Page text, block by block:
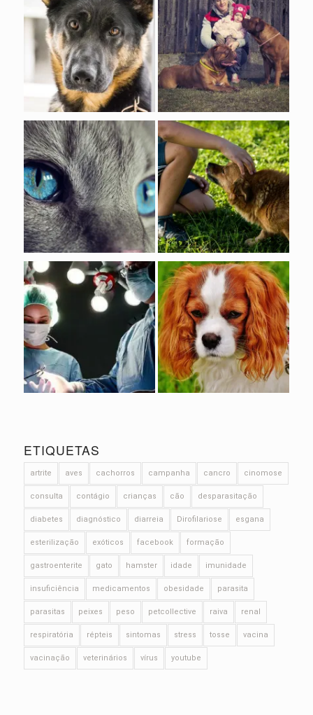
ETIQUETAS
artrite aves cachorros campanha cancro cinomose
consulta contágio crianças cão desparasitação
diabetes diagnóstico diarreia Dirofilariose esgana
esterilização exóticos facebook formação
gastroenterite gato hamster idade imunidade
insuficiência medicamentos obesidade parasita
parasitas peixes peso petcollective raiva renal
respiratória répteis sintomas stress tosse vacina
vacinação veterinários vírus youtube